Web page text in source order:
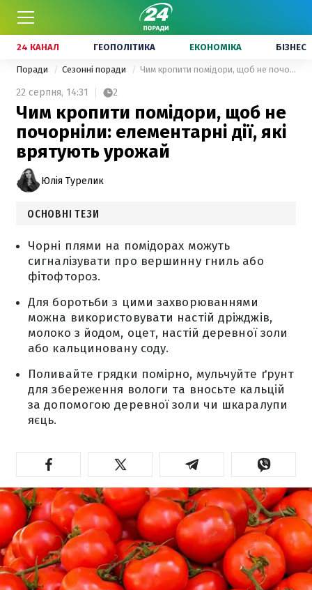
24 КАНАЛ ГЕОПОЛІТИКА ЕКОНОМІКА БІЗНЕС
Поради Сезонні поради Чим кропити помідори, щоб не почорніли: елементарні дії, які врятують урожай
22 серпня, 14:31 2
Чим кропити помідори, щоб не
почорніли: елементарні дії, які
врятують урожай
Юлія Турелик
ОСНОВНІ ТЕЗИ
Чорні плями на помідорах можуть
сигналізувати про вершинну гниль або
фітофтороз.
Для боротьби з цими захворюваннями
можна використовувати настій дріжджів,
молоко з йодом, оцет, настій деревної золи
або кальциновану соду.
Поливайте грядки помірно, мульчуйте ґрунт
для збереження вологи та вносьте кальцій
за допомогою деревної золи чи шкаралупи
яєць.